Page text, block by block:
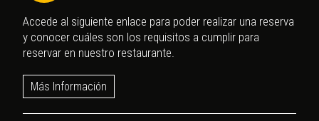
Accede al siguiente enlace para poder realizar una reserva
y conocer cuáles son los requisitos a cumplir para
reservar en nuestro restaurante.
Más Información